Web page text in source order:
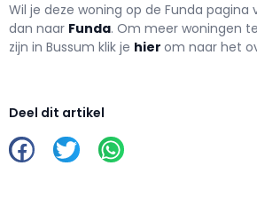
Wil je deze woning op de Funda pagina
dan naar Funda. Om meer woningen
zijn in Bussum klik je hier om naar het
Deel dit artikel